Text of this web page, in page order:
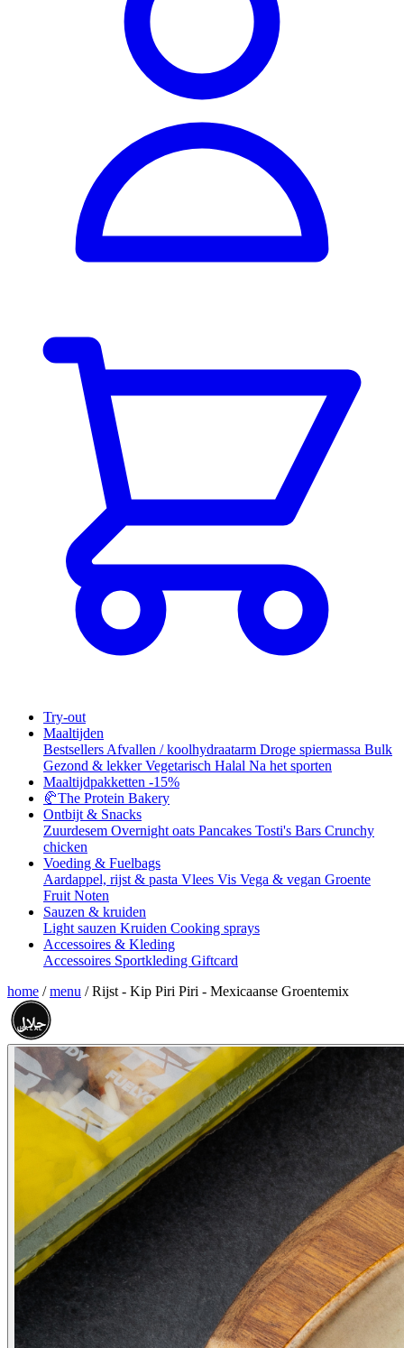
Try-out
Maaltijden
Bestsellers Afvallen / koolhydraatarm Droge spiermassa Bulk
Gezond & lekkerVegetarisch Halal Na het sporten
Maaltijdpakketten -15%
🥐The Protein Bakery
Ontbijt & Snacks
Zuurdesem Overnight oats Pancakes Tosti's Bars Crunchy
chicken
Voeding & Fuelbags
Aardappel, rijst & pasta Vlees Vis Vega & vegan Groente
Fruit Noten
Sauzen & kruiden
Light sauzen Kruiden Cooking sprays
Accessoires & Kleding
Accessoires Sportkleding Giftcard
home / menu / Rijst - Kip Piri Piri - Mexicaanse Groentemix
حلال
HALAL